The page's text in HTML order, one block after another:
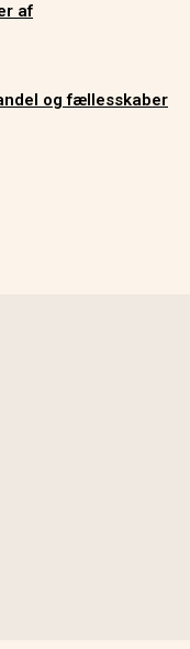
af
og fællesskaber